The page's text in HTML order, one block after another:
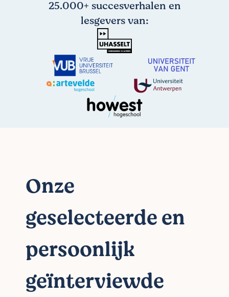
25.000+ succesverhalen en
lesgevers van:
Onze
geselecteerde en
persoonlijk
geïnterviewde